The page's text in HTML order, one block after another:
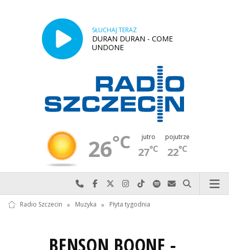
SŁUCHAJ TERAZ
DURAN DURAN - COME
UNDONE
26°C jutro
27°C
pojutrze
22°C
Najlepiej po prostu do nas zadzwoń
Odwiedź nas na Facebook-u
Odwiedź nas na X
Odwiedź nas na Instagram-ie
Odwiedź nas na TikTok-u
Szukaj nas na Spotify
Wyślij do nas
Szukaj
Radio Szczecin » Muzyka » Płyta tygodnia